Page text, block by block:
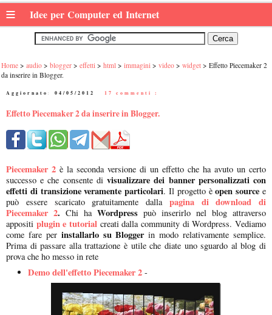
≡ Idee per Computer ed Internet
Home audio blogger effetti html immagini video widget
Effetto Piecemaker 2
da inserire in Blogger.
Aggiornato: 04/05/2012 17 commenti :
Effetto Piecemaker 2 da inserire in Blogger.
Piecemaker 2 è la seconda versione di un effetto che ha avuto un certo
successo e che consente divisualizzare dei banner personalizzati con
effetti di transizione veramente particolari. Il progetto èopen source e
può essere scaricato gratuitamente dalla pagina di download di
Piecemaker 2. Chi ha Wordpress può inserirlo nel blog attraverso
appositi plugin e tutorial creati dalla community di Wordpress. Vediamo
come fare perinstallarlo su Bloggerin modo relativamente semplice.
Prima di passare alla trattazione è utile che diate uno sguardo al blog di
prova che ho messo in rete
Demo dell'effetto Piecemaker 2 -